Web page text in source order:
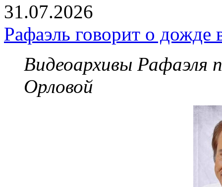
31.07.2026
Рафаэль говорит о дожде
Видеоархивы Рафаэля
Орловой